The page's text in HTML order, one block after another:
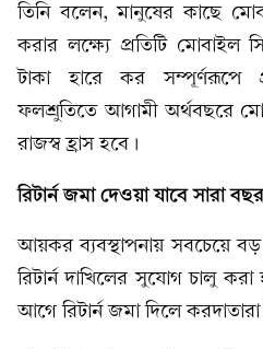
তিনি বলেন, মানুষের কাছে
করার লক্ষ্যে প্রতিটি
টাকা হারে কর সম্পূর্ণরূপে
ফলশ্রুতিতে আগামী অর্থবছরে
রাজস্ব হ্রাস হবে।
রিটার্ন জমা দেওয়া যাবে সারা বছর
আয়কর ব্যবস্থাপনায় সবচেয়ে বড়
রিটার্ন দাখিলের সুযোগ চালু করা
আগে রিটার্ন জমা দিলে